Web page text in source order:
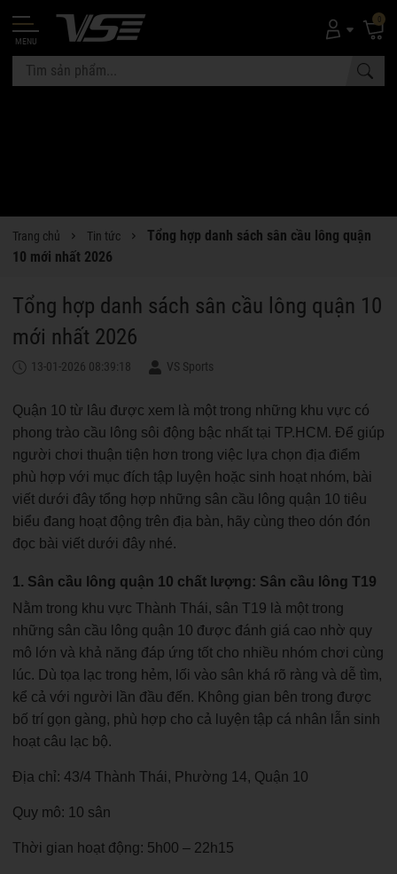
MENU
0
Trang chủ Tin tức
Tổng hợp danh sách sân cầu lông quận
10 mới nhất 2026
Tổng hợp danh sách sân cầu lông quận 10
mới nhất 2026
13-01-2026 08:39:18 VS Sports
Quận 10 từ lâu được xem là một trong những khu vực có
phong trào cầu lông sôi động bậc nhất tại TP.HCM. Để giúp
người chơi thuận tiện hơn trong việc lựa chọn địa điểm
phù hợp với mục đích tập luyện hoặc sinh hoạt nhóm, bài
viết dưới đây tổng hợp những sân cầu lông quận 10 tiêu
biểu đang hoạt động trên địa bàn, hãy cùng theo dón đón
đọc bài viết dưới đây nhé.
1. Sân cầu lông quận 10 chất lượng: Sân cầu lông T19
Nằm trong khu vực Thành Thái, sân T19 là một trong
những sân cầu lông quận 10 được đánh giá cao nhờ quy
mô lớn và khả năng đáp ứng tốt cho nhiều nhóm chơi cùng
lúc. Dù tọa lạc trong hẻm, lối vào sân khá rõ ràng và dễ tìm,
kể cả với người lần đầu đến. Không gian bên trong được
bố trí gọn gàng, phù hợp cho cả luyện tập cá nhân lẫn sinh
hoạt câu lạc bộ.
Địa chỉ: 43/4 Thành Thái, Phường 14, Quận 10
Quy mô: 10 sân
Thời gian hoạt động: 5h00 – 22h15